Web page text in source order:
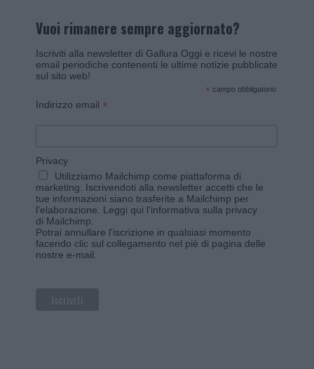
Vuoi rimanere sempre aggiornato?
Iscriviti alla newsletter di Gallura Oggi e ricevi le nostre
email periodiche contenenti le ultime notizie pubblicate
sul sito web!
* campo obbligatorio
Indirizzo email *
Privacy
Utilizziamo Mailchimp come piattaforma di
marketing. Iscrivendoti alla newsletter accetti che le
tue informazioni siano trasferite a Mailchimp per
l'elaborazione. Leggi qui l'informativa sulla privacy
di Mailchimp
Potrai annullare l'iscrizione in qualsiasi momento
facendo clic sul collegamento nel piè di pagina delle
nostre e-mail.